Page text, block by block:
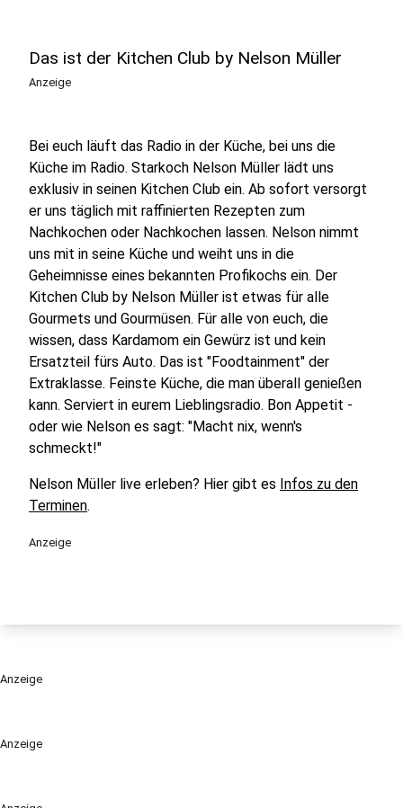
Anzeige
Das ist der Kitchen Club by Nelson Müller
Anzeige
Bei euch läuft das Radio in der Küche, bei uns die
Küche im Radio. Starkoch Nelson Müller lädt uns
exklusiv in seinen Kitchen Club ein. Ab sofort versorgt
er uns täglich mit raffinierten Rezepten zum
Nachkochen oder Nachkochen lassen. Nelson nimmt
uns mit in seine Küche und weiht uns in die
Geheimnisse eines bekannten Profikochs ein. Der
Kitchen Club by Nelson Müller ist etwas für alle
Gourmets und Gourmüsen. Für alle von euch, die
wissen, dass Kardamom ein Gewürz ist und kein
Ersatzteil fürs Auto. Das ist "Foodtainment" der
Extraklasse. Feinste Küche, die man überall genießen
kann. Serviert in eurem Lieblingsradio. Bon Appetit -
oder wie Nelson es sagt: "Macht nix, wenn's
schmeckt!"
Nelson Müller live erleben? Hier gibt es Infos zu den
Terminen.
Anzeige
Anzeige